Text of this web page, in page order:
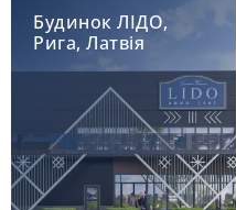
Будинок ЛІДО,
Рига, Латвія